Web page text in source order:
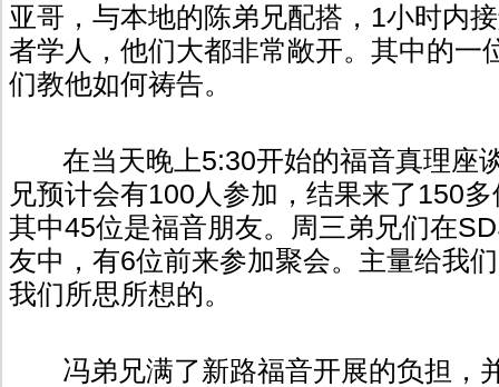
亚哥，与本地的陈弟兄配搭，1小时内
者学人，他们大都非常敞开。其中的一
们教他如何祷告。
在当天晚上5:30开始的福音真理座
兄预计会有100人参加，结果来了150
其中45位是福音朋友。周三弟兄们在
友中，有6位前来参加聚会。主量给我
我们所思所想的。
冯弟兄满了新路福音开展的负担，